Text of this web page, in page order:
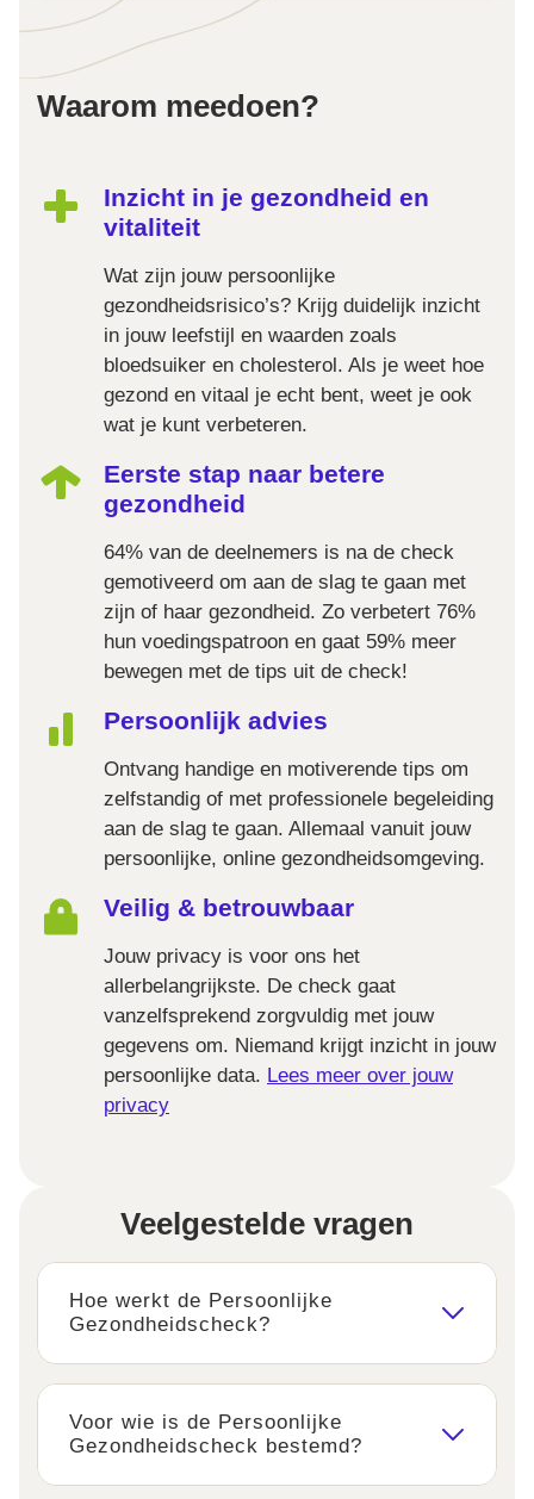
Waarom meedoen?
Inzicht in je gezondheid en
vitaliteit
Wat zijn jouw persoonlijke
gezondheidsrisico’s? Krijg duidelijk inzicht
in jouw leefstijl en waarden zoals
bloedsuiker en cholesterol. Als je weet hoe
gezond en vitaal je echt bent, weet je ook
wat je kunt verbeteren.
Eerste stap naar betere
gezondheid
64% van de deelnemers is na de check
gemotiveerd om aan de slag te gaan met
zijn of haar gezondheid. Zo verbetert 76%
hun voedingspatroon en gaat 59% meer
bewegen met de tips uit de check!
Persoonlijk advies
Ontvang handige en motiverende tips om
zelfstandig of met professionele begeleiding
aan de slag te gaan. Allemaal vanuit jouw
persoonlijke, online gezondheidsomgeving.
Veilig & betrouwbaar
Jouw privacy is voor ons het
allerbelangrijkste. De check gaat
vanzelfsprekend zorgvuldig met jouw
gegevens om. Niemand krijgt inzicht in jouw
persoonlijke data. Lees meer over jouw
privacy
Veelgestelde vragen
Hoe werkt de Persoonlijke
Gezondheidscheck?
Voor wie is de Persoonlijke
Gezondheidscheck bestemd?